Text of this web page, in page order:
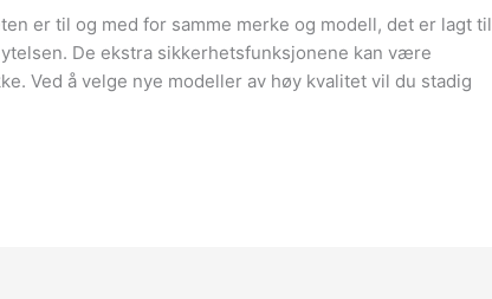
er til og med for samme merke og modell, det er lagt til
De ekstra sikkerhetsfunksjonene kan være
Ved å velge nye modeller av høy kvalitet vil du stadig